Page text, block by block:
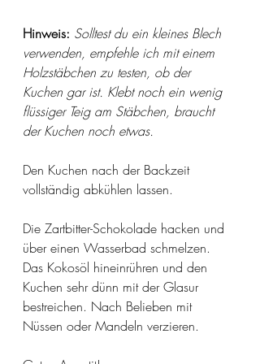
Hinweis: Solltest du ein kleines Blech
verwenden, empfehle ich mit einem
Holzstäbchen zu testen, ob der
Kuchen gar ist. Klebt noch ein wenig
flüssiger Teig am Stäbchen, braucht
der Kuchen noch etwas.
Den Kuchen nach der Backzeit
vollständig abkühlen lassen.
Die Zartbitter-Schokolade hacken und
über einen Wasserbad schmelzen.
Das Kokosöl hineinrühren und den
Kuchen sehr dünn mit der Glasur
bestreichen. Nach Belieben mit
Nüssen oder Mandeln verzieren.